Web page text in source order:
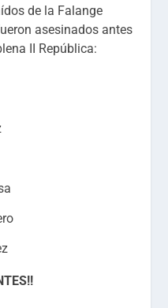
de la Falange
asesinados antes
II República: